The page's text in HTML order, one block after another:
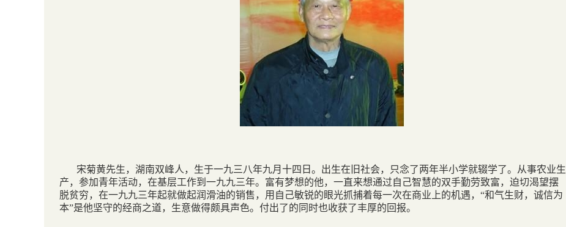
宋菊黄先生，湖南双峰人，生于一九三八年九月十四日。出生在旧社会，只念了两年半小学就辍学了。从事农业生
产，参加青年活动，在基层工作到一九九三年。富有梦想的他，一直来想通过自己智慧的双手勤劳致富，迫切渴望摆
脱贫穷，在一九九三年起就做起润滑油的销售，用自己敏锐的眼光抓捕着每一次在商业上的机遇，“和气生财，诚信为
本”是他坚守的经商之道，生意做得颇具声色。付出了的同时也收获了丰厚的回报。